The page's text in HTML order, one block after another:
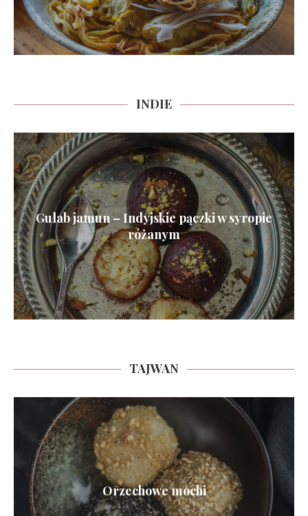
INDIE
Gulab jamun – Indyjskie pączki w syropie
różanym
TAJWAN
Orzechowe mochi